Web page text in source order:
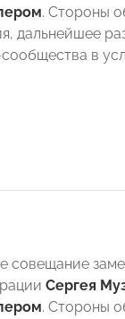
. Стороны
дальнейшее
в
совещание
Сергея
. Стороны